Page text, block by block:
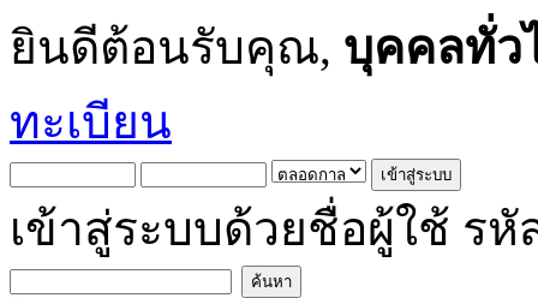
ยินดีต้อนรับคุณ, บุคคลทั่ว
ทะเบียน
เข้าสู่ระบบด้วยชื่อผู้ใช้ รหั